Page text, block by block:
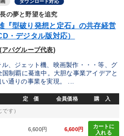
ダウンロード対応
の夢と野望を追究
『型破り発想と定石』の共存経営
・デジタル版対応）
パグループ代表)
、ジェット機、映画製作・・・等、グ
制覇に驀進中。大胆な事業アイデアと
通りの事業を実現。 ...
定 価 会員価格 購 入
す）
6,600円 6,600円
カートに
入れる